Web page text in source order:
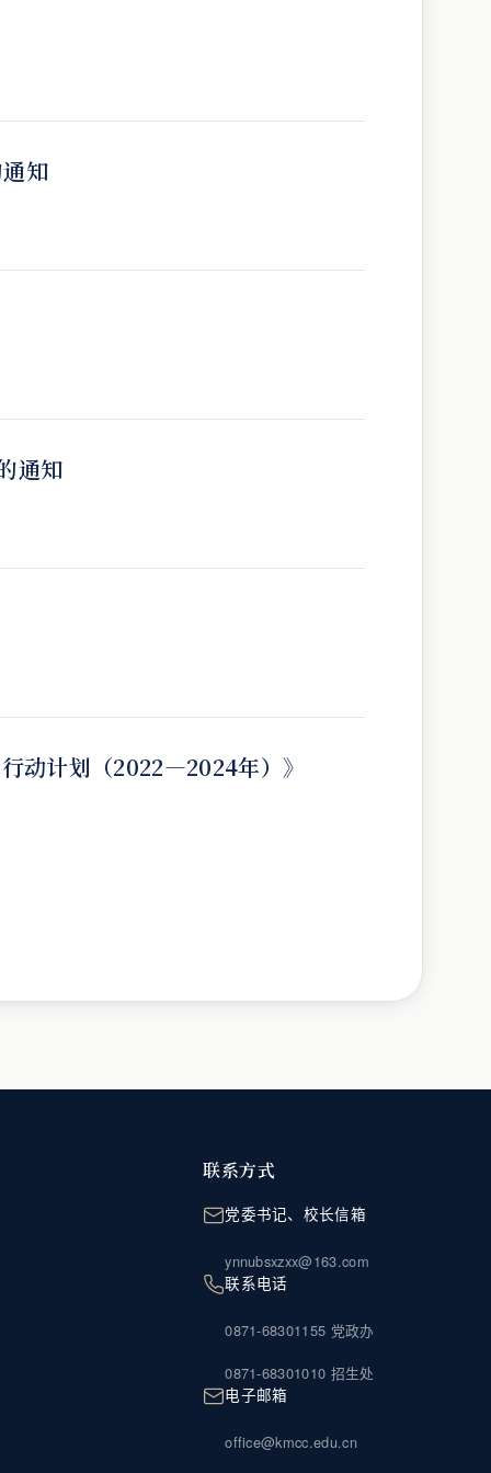
知
通知
动计划（2022—2024年）》
联系方式
党委书记、校长信箱
ynnubsxzxx@163.com
联系电话
0871-68301155 党政办
0871-68301010 招生处
电子邮箱
office@kmcc.edu.cn